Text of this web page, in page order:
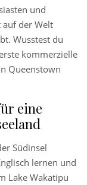
und
der Welt
Wusstest du
kommerzielle
Queenstown
eine
Südinsel
lernen und
Lake Wakatipu